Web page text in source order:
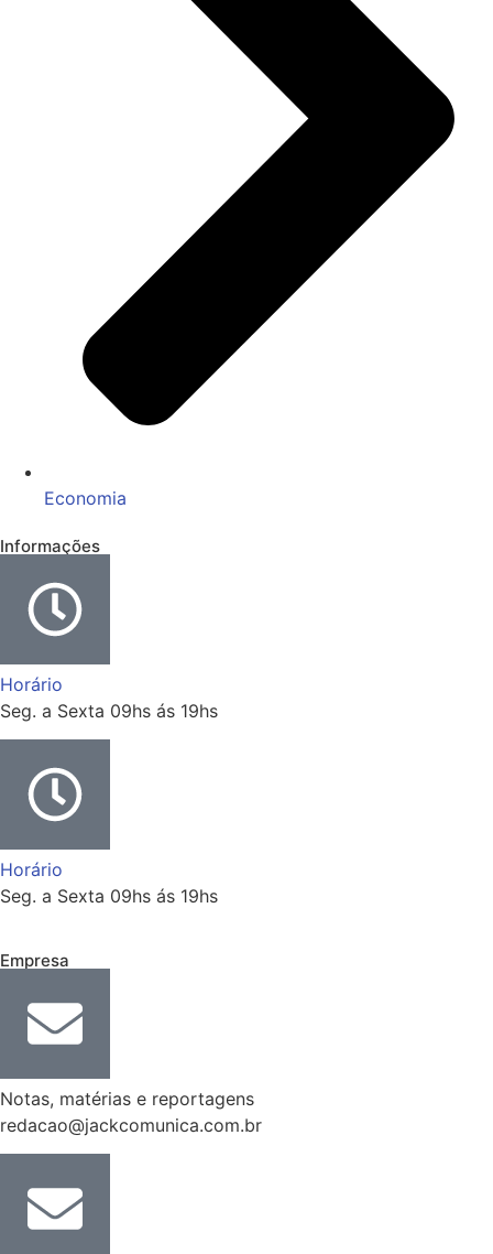
Economia
Informações
Horário
Seg. a Sexta 09hs ás 19hs
Horário
Seg. a Sexta 09hs ás 19hs
Empresa
Notas, matérias e reportagens
redacao@jackcomunica.com.br